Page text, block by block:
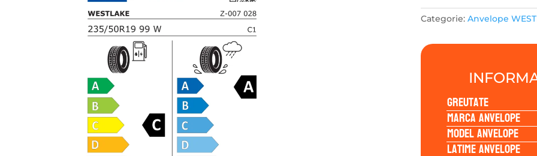
235/50R19
99W
Categorie: Anvelope
Greutate
Marca anvelope
Model anvelope
Latime anvelope